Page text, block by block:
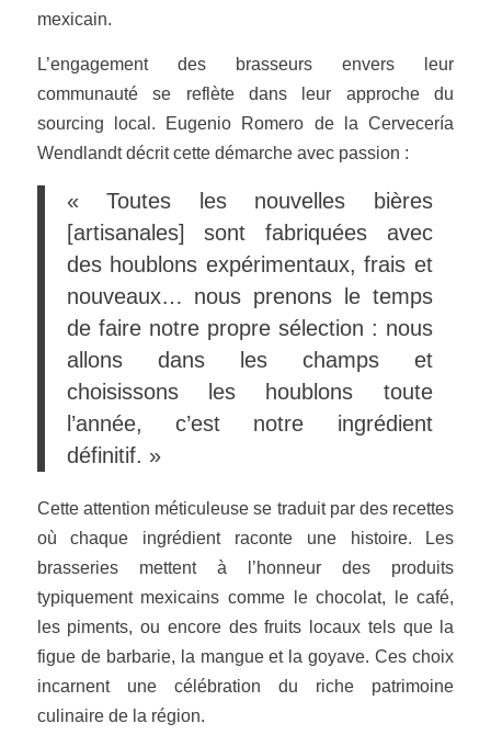
mexicain.
L’engagement des brasseurs envers leur
communauté se reflète dans leur approche du
sourcing local. Eugenio Romero de la Cervecería
Wendlandt décrit cette démarche avec passion :
« Toutes les nouvelles bières
[artisanales] sont fabriquées avec
des houblons expérimentaux, frais et
nouveaux… nous prenons le temps
de faire notre propre sélection : nous
allons dans les champs et
choisissons les houblons toute
l’année, c’est notre ingrédient
définitif. »
Cette attention méticuleuse se traduit par des recettes
où chaque ingrédient raconte une histoire. Les
brasseries mettent à l’honneur des produits
typiquement mexicains comme le chocolat, le café,
les piments, ou encore des fruits locaux tels que la
figue de barbarie, la mangue et la goyave. Ces choix
incarnent une célébration du riche patrimoine
culinaire de la région.